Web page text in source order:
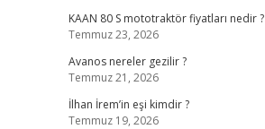
KAAN 80 S mototraktör fiyatları nedir ?
Temmuz 23, 2026
Avanos nereler gezilir ?
Temmuz 21, 2026
İlhan İrem’in eşi kimdir ?
Temmuz 19, 2026